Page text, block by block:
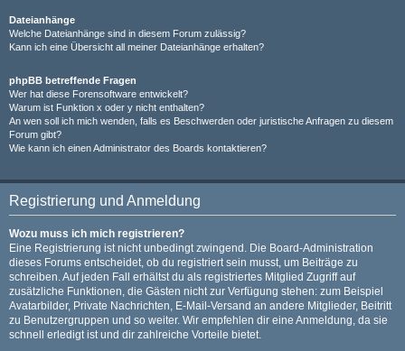
Dateianhänge
Welche Dateianhänge sind in diesem Forum zulässig?
Kann ich eine Übersicht all meiner Dateianhänge erhalten?
phpBB betreffende Fragen
Wer hat diese Forensoftware entwickelt?
Warum ist Funktion x oder y nicht enthalten?
An wen soll ich mich wenden, falls es Beschwerden oder juristische Anfragen zu diesem
Forum gibt?
Wie kann ich einen Administrator des Boards kontaktieren?
Registrierung und Anmeldung
Wozu muss ich mich registrieren?
Eine Registrierung ist nicht unbedingt zwingend. Die Board-Administration
dieses Forums entscheidet, ob du registriert sein musst, um Beiträge zu
schreiben. Auf jeden Fall erhältst du als registriertes Mitglied Zugriff auf
zusätzliche Funktionen, die Gästen nicht zur Verfügung stehen: zum Beispiel
Avatarbilder, Private Nachrichten, E-Mail-Versand an andere Mitglieder, Beitritt
zu Benutzergruppen und so weiter. Wir empfehlen dir eine Anmeldung, da sie
schnell erledigt ist und dir zahlreiche Vorteile bietet.